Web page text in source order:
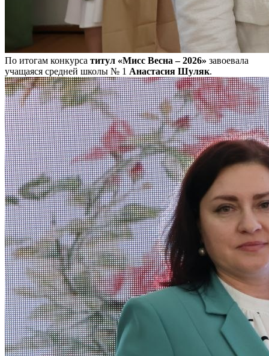
По итогам конкурса титул «Мисс Весна – 2026» завоевала
учащаяся средней школы № 1 Анастасия Шуляк.